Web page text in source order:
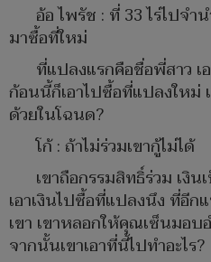
อ้อ ไพรัช : ที่ 33 ไร่ไปจำ
มาซื้อที่ใหม่
ที่แปลงแรกคือชื่อพี่สาว เ
ก้อนนี้ก็เอาไปซื้อที่แปลงใหม่
ด้วยในโฉนด?
โก้ : ถ้าไม่ร่วมเขากู้ไม่ได้
เขาถือกรรมสิทธิ์ร่วม เงิ
เอาเงินไปซื้อที่แปลงนึง ที่อี
เขา เขาหลอกให้คุณเซ็นมอบ
จากนั้นเขาเอาที่นี้ไปทำอะไร?